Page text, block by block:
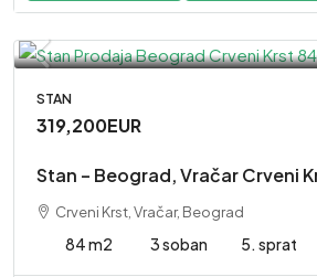
STAN
319,200EUR
Stan – Beograd, Vračar Crveni
Crveni Krst, Vračar, Beograd
84 m2 3 soban 5. sprat